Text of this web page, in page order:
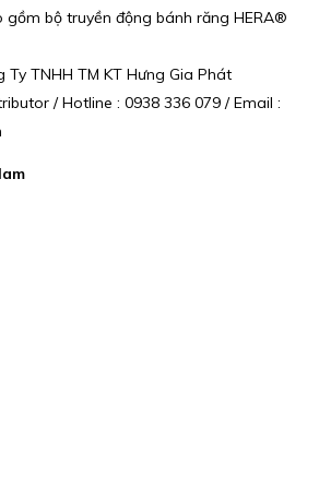
bộ truyền động bánh răng HERA®
TNHH TM KT Hưng Gia Phát
/ Hotline : 0938 336 079 / Email :